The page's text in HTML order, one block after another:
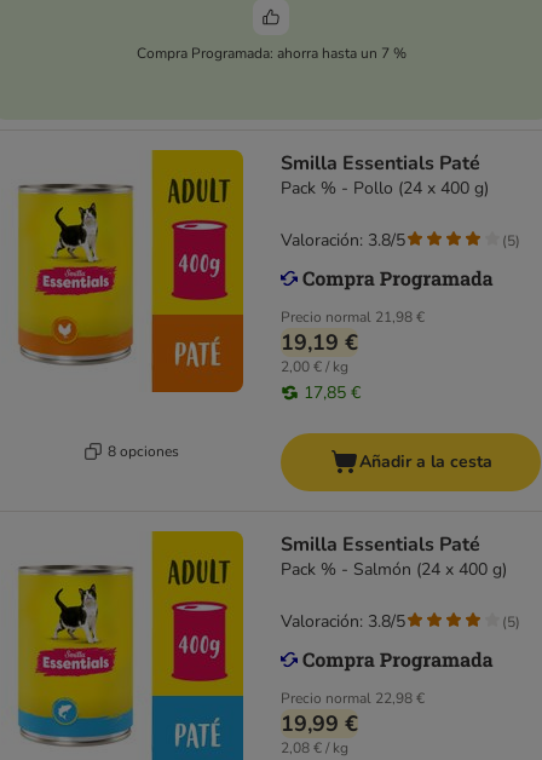
Compra Programada: ahorra hasta un 7 %
8 opciones
Smilla Essentials Paté
Pack % - Pollo (24 x 400 g)
Precio normal 21,98 €
19,19 €
2,00 € / kg
17,85 €
Valoración: 3.8/5 (5)
Añadir a la cesta
Smilla Essentials Paté
Pack % - Salmón (24 x 400 g)
Precio normal 22,98 €
19,99 €
2,08 € / kg
Valoración: 3.8/5 (5)